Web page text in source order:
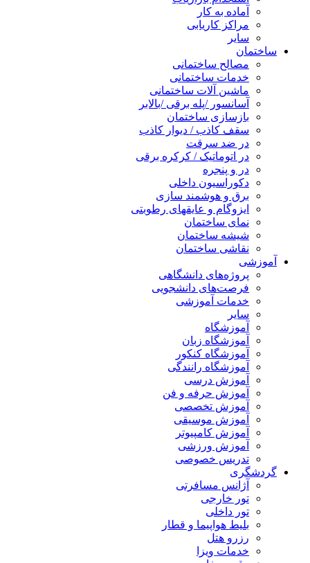
آماده به کار
مراکز کاریابی
سایر
ساختمان
مصالح ساختمانی
خدمات ساختمانی
ماشین آلات ساختمانی
آسانسور /پله برقی /بالابر
بازسازی ساختمان
سقف کاذب / دیوار کاذب
در ضد سرقت
در اتوماتیک / کرکره برقی
در و پنجره
دکوراسیون داخلی
برق و هوشمند سازی
ایزوگام و عایقهای رطوبتی
نمای ساختمان
شیشه ساختمان
نقاشی ساختمان
آموزشی
پروژه‌های دانشگاهی
فرصت‌های دانشجویی
خدمات آموزشی
سایر
آموزشگاه
آموزشگاه زبان
آموزشگاه کنکور
آموزشگاه رانندگی
آموزش درسی
آموزش حرفه و فن
آموزش تخصصی
آموزش موسیقی
آموزش کامپیوتر
آموزش ورزشی
تدریس خصوصی
گردشگری
آژانس مسافرتی
تور خارجی
تور داخلی
بلیط هواپیما و قطار
رزرو هتل
خدمات ویزا